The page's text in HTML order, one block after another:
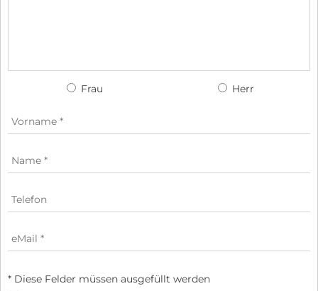
Frau Herr
* Diese Felder müssen ausgefüllt werden